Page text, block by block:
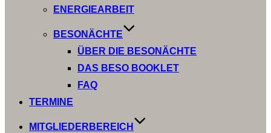
ENERGIEARBEIT
BESONÄCHTE
ÜBER DIE BESONÄCHTE
DAS BESO BOOKLET
FAQ
TERMINE
MITGLIEDERBEREICH